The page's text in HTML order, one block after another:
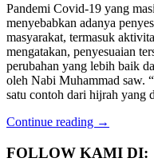
Pandemi Covid-19 yang
menyebabkan adanya
masyarakat, termasuk
mengatakan, penyesuaian
perubahan yang lebih baik
oleh Nabi Muhammad saw.
satu contoh dari hijrah
Continue reading →
FOLLOW KAMI DI: